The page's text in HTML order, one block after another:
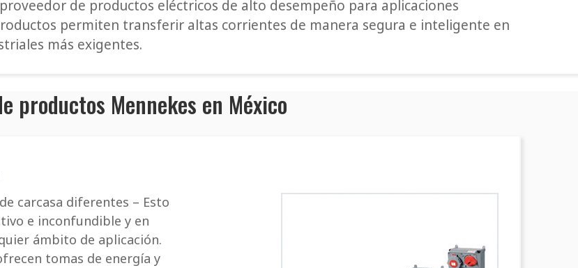
proveedor de productos eléctricos de alto desempeño para aplicaciones
permiten transferir altas corrientes de manera segura e inteligente en
más exigentes.
productos Mennekes en México
carcasa diferentes – Esto
e inconfundible y en
ámbito de aplicación.
tomas de energía y